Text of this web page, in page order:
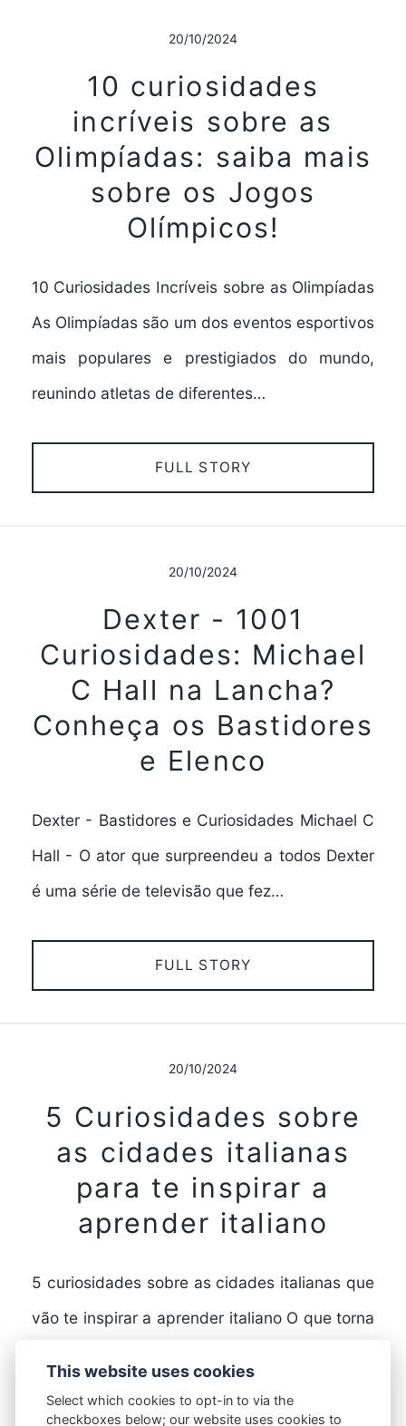
20/10/2024
10 curiosidades
incríveis sobre as
Olimpíadas: saiba mais
sobre os Jogos
Olímpicos!
10 Curiosidades Incríveis sobre as Olimpíadas
As Olimpíadas são um dos eventos esportivos
mais populares e prestigiados do mundo,
reunindo atletas de diferentes…
FULL STORY
20/10/2024
Dexter - 1001
Curiosidades: Michael
C Hall na Lancha?
Conheça os Bastidores
e Elenco
Dexter - Bastidores e Curiosidades Michael C
Hall - O ator que surpreendeu a todos Dexter
é uma série de televisão que fez…
FULL STORY
20/10/2024
5 Curiosidades sobre
as cidades italianas
para te inspirar a
aprender italiano
5 curiosidades sobre as cidades italianas que
vão te inspirar a aprender italiano O que torna
This website uses cookies
Select which cookies to opt-in to via the
checkboxes below; our website uses cookies to